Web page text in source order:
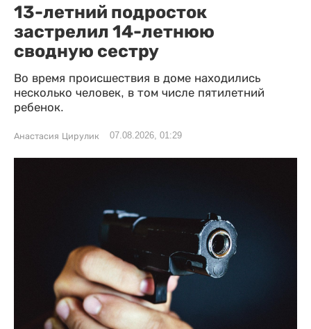
13-летний подросток
застрелил 14-летнюю
сводную сестру
Во время происшествия в доме находились
несколько человек, в том числе пятилетний
ребенок.
Анастасия Цирулик 07.08.2026, 01:29